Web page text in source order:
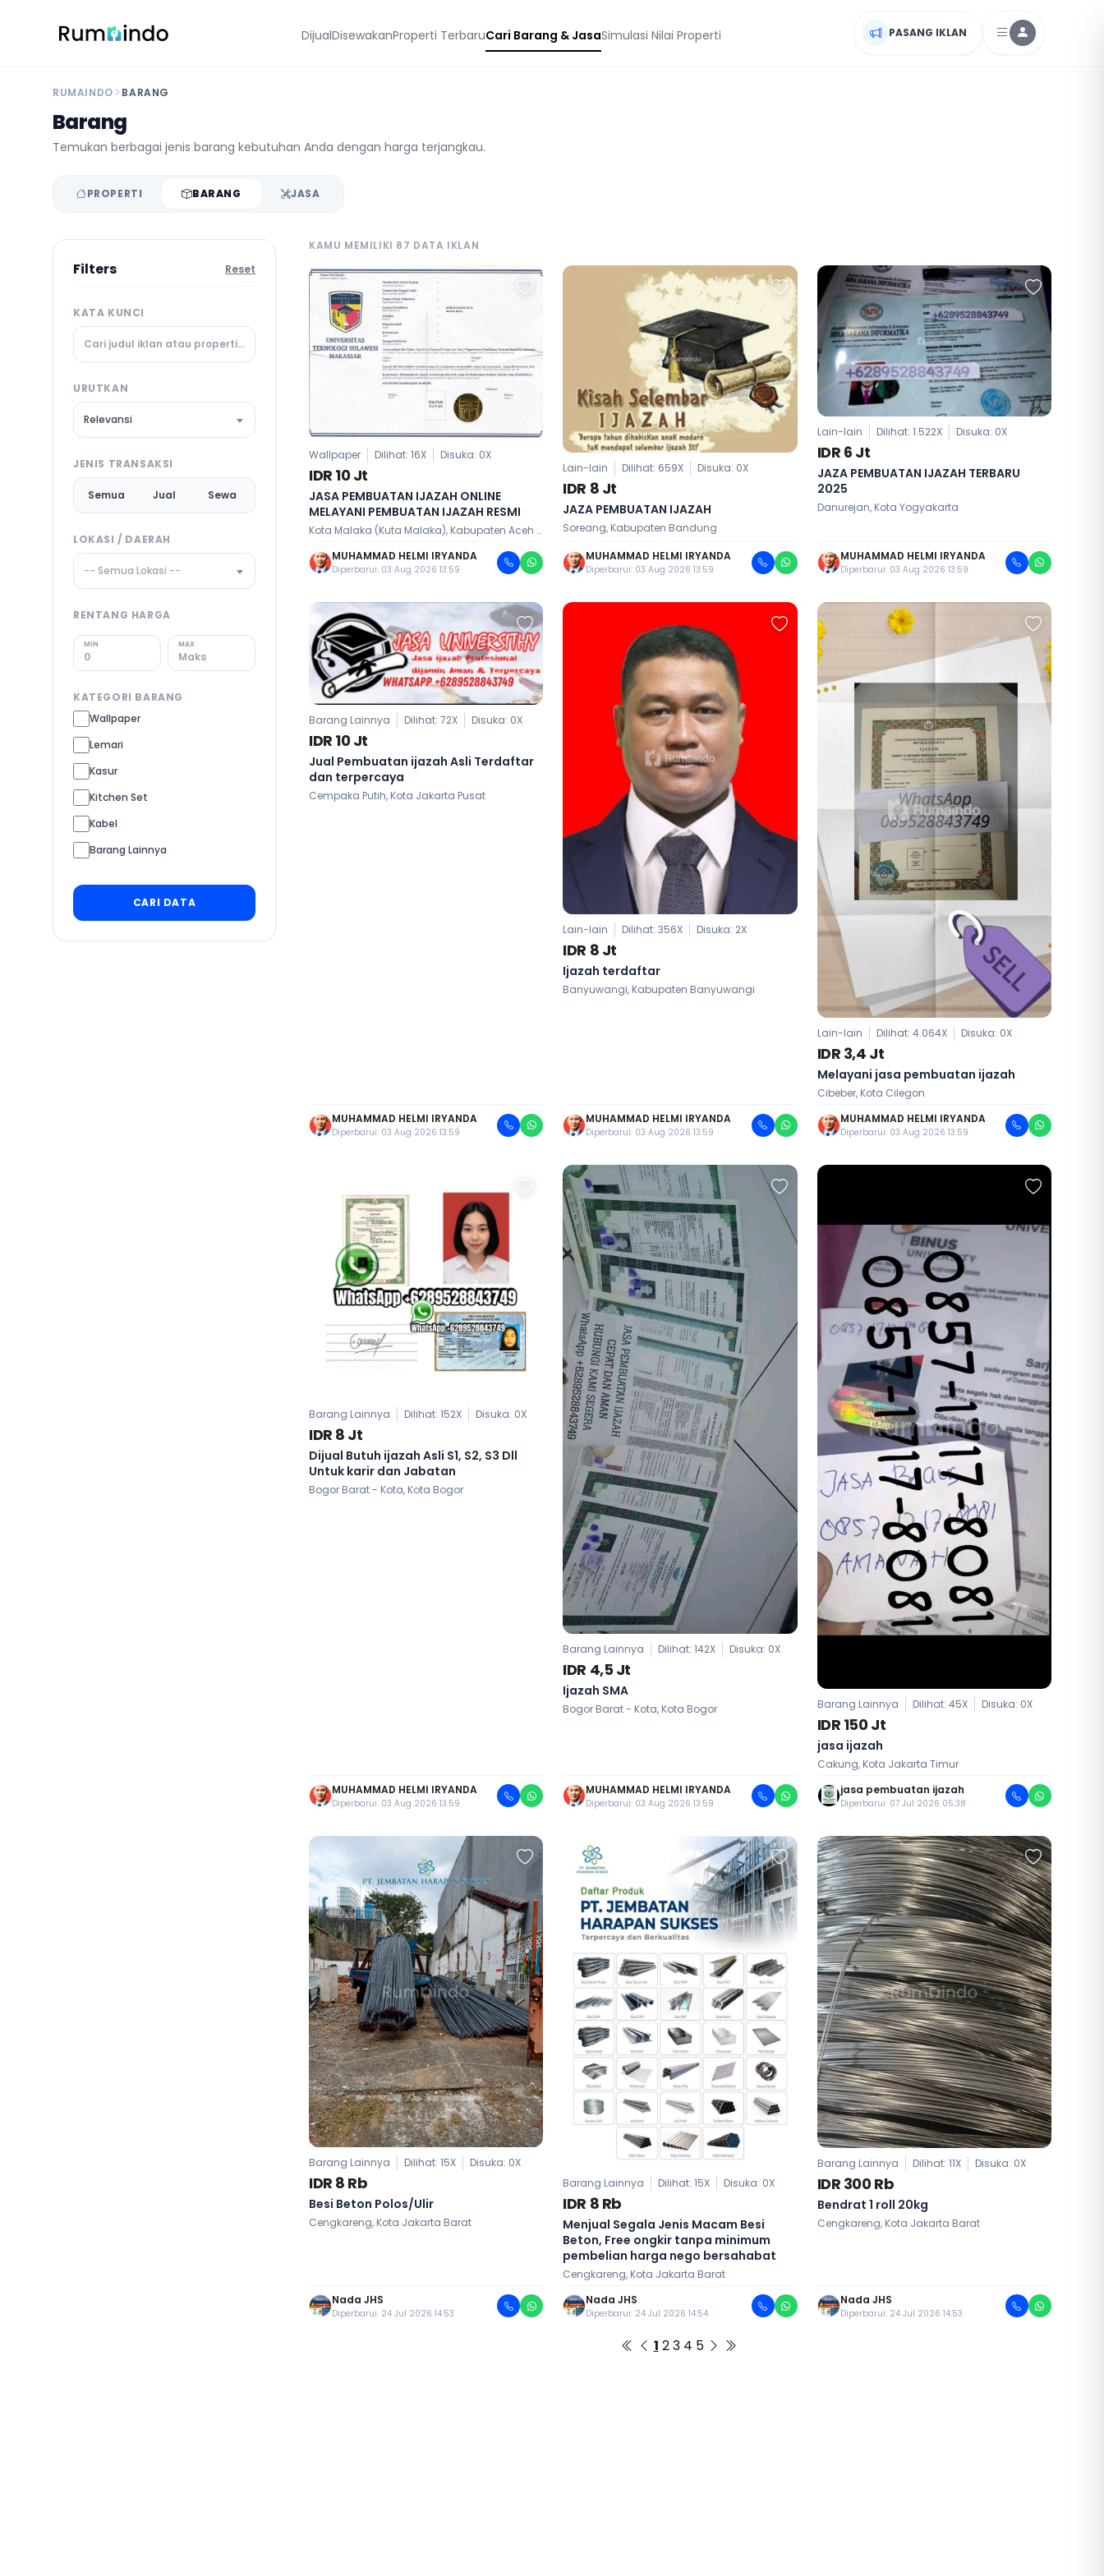
DijualDisewakanProperti TerbaruCari Barang & JasaSimulasi Nilai Properti PASANG IKLAN
RUMAINDO BARANG
Barang
Temukan berbagai jenis barang kebutuhan Anda dengan harga terjangkau.
PROPERTI BARANG JASA
Filters Reset
KATA KUNCI
URUTKAN
Relevansi
JENIS TRANSAKSI
Semua Jual Sewa
LOKASI / DAERAH
-- Semua Lokasi --
RENTANG HARGA
MIN MAX
KATEGORI BARANG
Wallpaper
Lemari
Kasur
Kitchen Set
Kabel
Barang Lainnya
CARI DATA
KAMU MEMILIKI 87 DATA IKLAN
Wallpaper Dilihat: 16X Disuka: 0X
IDR 10 Jt
JASA PEMBUATAN IJAZAH ONLINE
MELAYANI PEMBUATAN IJAZAH RESMI
Kota Malaka (Kuta Malaka), Kabupaten Aceh Besar
MUHAMMAD HELMI IRYANDA
Diperbarui: 03 Aug 2026 13:59
Lain-lain Dilihat: 659X Disuka: 0X
IDR 8 Jt
JAZA PEMBUATAN IJAZAH
Soreang, Kabupaten Bandung
MUHAMMAD HELMI IRYANDA
Diperbarui: 03 Aug 2026 13:59
Lain-lain Dilihat: 1.522X Disuka: 0X
IDR 6 Jt
JAZA PEMBUATAN IJAZAH TERBARU
2025
Danurejan, Kota Yogyakarta
MUHAMMAD HELMI IRYANDA
Diperbarui: 03 Aug 2026 13:59
Barang Lainnya Dilihat: 72X Disuka: 0X
IDR 10 Jt
Jual Pembuatan ijazah Asli Terdaftar
dan terpercaya
Cempaka Putih, Kota Jakarta Pusat
MUHAMMAD HELMI IRYANDA
Diperbarui: 03 Aug 2026 13:59
Lain-lain Dilihat: 356X Disuka: 2X
IDR 8 Jt
Ijazah terdaftar
Banyuwangi, Kabupaten Banyuwangi
MUHAMMAD HELMI IRYANDA
Diperbarui: 03 Aug 2026 13:59
Lain-lain Dilihat: 4.064X Disuka: 0X
IDR 3,4 Jt
Melayani jasa pembuatan ijazah
Cibeber, Kota Cilegon
MUHAMMAD HELMI IRYANDA
Diperbarui: 03 Aug 2026 13:59
Barang Lainnya Dilihat: 152X Disuka: 0X
IDR 8 Jt
Dijual Butuh ijazah Asli S1, S2, S3 Dll
Untuk karir dan Jabatan
Bogor Barat - Kota, Kota Bogor
MUHAMMAD HELMI IRYANDA
Diperbarui: 03 Aug 2026 13:59
Barang Lainnya Dilihat: 142X Disuka: 0X
IDR 4,5 Jt
Ijazah SMA
Bogor Barat - Kota, Kota Bogor
MUHAMMAD HELMI IRYANDA
Diperbarui: 03 Aug 2026 13:59
Barang Lainnya Dilihat: 45X Disuka: 0X
IDR 150 Jt
jasa ijazah
Cakung, Kota Jakarta Timur
jasa pembuatan ijazah
Diperbarui: 07 Jul 2026 05:38
Barang Lainnya Dilihat: 15X Disuka: 0X
IDR 8 Rb
Besi Beton Polos/Ulir
Cengkareng, Kota Jakarta Barat
Nada JHS
Diperbarui: 24 Jul 2026 14:53
Barang Lainnya Dilihat: 15X Disuka: 0X
IDR 8 Rb
Menjual Segala Jenis Macam Besi
Beton, Free ongkir tanpa minimum
pembelian harga nego bersahabat
Cengkareng, Kota Jakarta Barat
Nada JHS
Diperbarui: 24 Jul 2026 14:54
Barang Lainnya Dilihat: 11X Disuka: 0X
IDR 300 Rb
Bendrat 1 roll 20kg
Cengkareng, Kota Jakarta Barat
Nada JHS
Diperbarui: 24 Jul 2026 14:53
1 23 4 5